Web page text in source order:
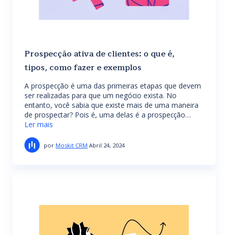
Prospecção ativa de clientes: o que é,
tipos, como fazer e exemplos
A prospecção é uma das primeiras etapas que devem
ser realizadas para que um negócio exista. No
entanto, você sabia que existe mais de uma maneira
de prospectar? Pois é, uma delas é a prospecção…
Ler mais
por Moskit CRM Abril 24, 2024